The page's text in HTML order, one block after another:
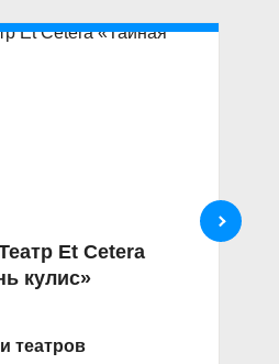
Et Cetera
кулис»
театров